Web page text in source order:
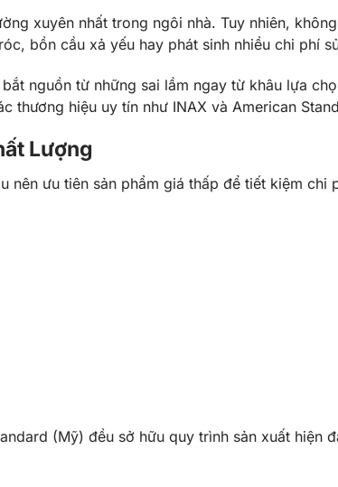
xuyên nhất trong ngôi nhà. Tuy nhiên,
bồn cầu xả yếu hay phát sinh nhiều chi phí
nguồn từ những sai lầm ngay từ khâu lựa
thương hiệu uy tín như INAX và American
Lượng
nên ưu tiên sản phẩm giá thấp để tiết kiệm
(Mỹ) đều sở hữu quy trình sản xuất hiện